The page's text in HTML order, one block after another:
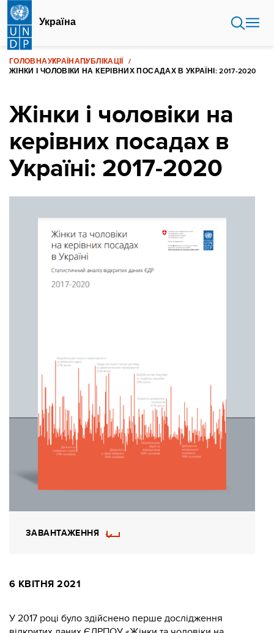
Перейти
основного
вмісту
Україна
ГОЛОВНАУКРАЇНАПУБЛІКАЦІЇ
ЖІНКИ І ЧОЛОВІКИ НА КЕРІВНИХ ПОСАДАХ В УКРАЇНІ: 2017-2020
Жінки і чоловіки на
керівних посадах в
Україні: 2017-2020
ЗАВАНТАЖЕННЯ
6 КВІТНЯ 2021
У 2017 році було здійснено перше дослідження